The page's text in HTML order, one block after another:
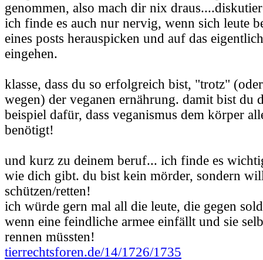
genommen, also mach dir nix
ich finde es auch nur nervig, wenn sich leute
eines posts herauspicken und auf das
eingehen.
klasse, dass du so erfolgreich bist, "trotz"
wegen) der veganen ernährung. damit bist du
beispiel dafür, dass veganismus dem körper
benötigt!
und kurz zu deinem beruf... ich finde es
wie dich gibt. du bist kein mörder, sondern
schützen/retten!
ich würde gern mal all die leute, die gegen
wenn eine feindliche armee einfällt und sie
rennen müssten!
tierrechtsforen.de/14/1726/1735